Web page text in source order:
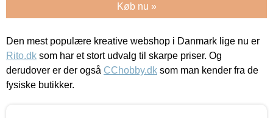
Køb nu »
Den mest populære kreative webshop i Danmark lige nu er
Rito.dk som har et stort udvalg til skarpe priser. Og
derudover er der også CChobby.dk som man kender fra de
fysiske butikker.